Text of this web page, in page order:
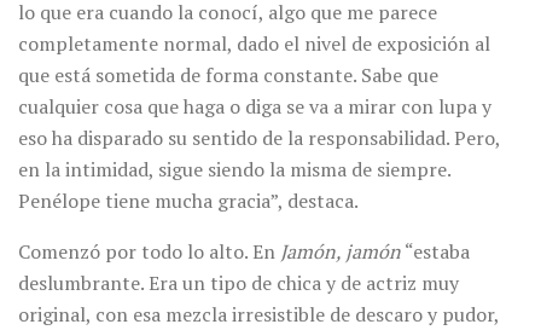
lo que era cuando la conocí, algo que me parece
completamente normal, dado el nivel de exposición al
que está sometida de forma constante. Sabe que
cualquier cosa que haga o diga se va a mirar con lupa y
eso ha disparado su sentido de la responsabilidad. Pero,
en la intimidad, sigue siendo la misma de siempre.
Penélope tiene mucha gracia”, destaca.
Comenzó por todo lo alto. En Jamón, jamón“estaba
deslumbrante. Era un tipo de chica y de actriz muy
original, con esa mezcla irresistible de descaro y pudor,